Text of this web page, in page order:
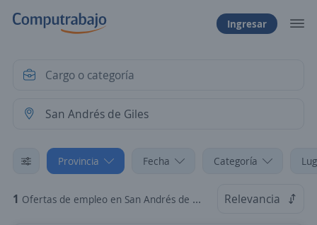
Ingresar
Provincia Fecha Categoría
1 Ofertas de empleo en San Andrés de Giles, Buenos Aires Relevancia